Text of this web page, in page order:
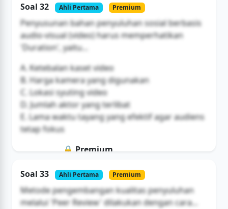
Buka Akses
Soal 32 Ahli Pertama Premium
Penyusunan bahan penyuluhan sosial berbasis
audio-visual (video) harus memperhatikan
'Duration', yaitu...
A. Ketebalan kaset video
B. Harga kamera yang digunakan
C. Lokasi syuting video
D. Jumlah aktor yang terlibat
E. Lama waktu tayang yang efektif agar audiens
tetap fokus
🔒 Premium
Buka Akses
Soal 33 Ahli Pertama Premium
Metode pengembangan kualitas penyuluhan
melalui 'Peer Review' dilakukan dengan cara...